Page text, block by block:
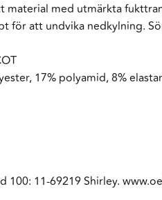
material med utmärkta
för att undvika nedkylning.
17% polyamid, 8%
100: 11-69219 Shirley.